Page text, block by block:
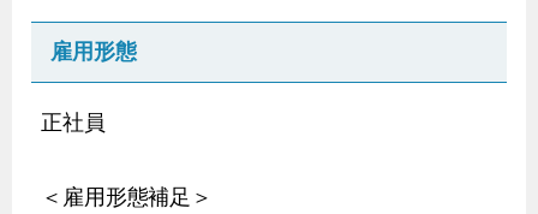
雇用形態
正社員
＜雇用形態補足＞